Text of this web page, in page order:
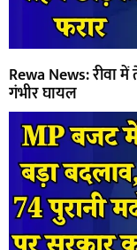
Rewa News: रीवा
गंभीर घायल